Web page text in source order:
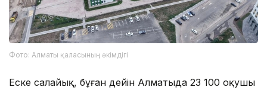
Фото: Алматы қаласының әкімдігі
Еске салайық, бұған дейін Алматыда 23 100 оқушы